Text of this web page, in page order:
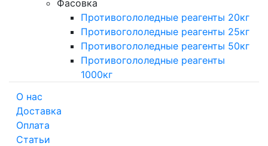
Фасовка
Противогололедные реагенты 20кг
Противогололедные реагенты 25кг
Противогололедные реагенты 50кг
Противогололедные реагенты
1000кг
О нас
Доставка
Оплата
Cтатьи